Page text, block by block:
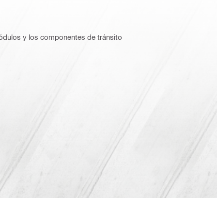
y los componentes de tránsito